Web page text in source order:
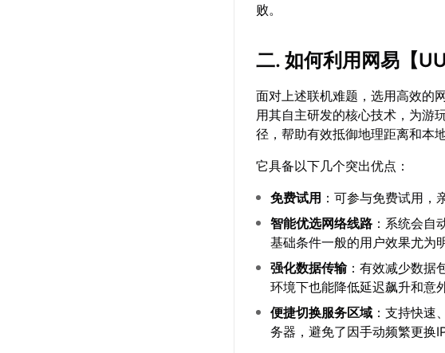
败。
二. 如何利用网易【
面对上述联机难题，选用高效的
用其自主研发的核心技术，为游
径，帮助有效抵御地理距离和本
它具备以下几个突出优点：
免费试用 ：可参与免费试用，
智能优选网络线路 ：系统会自
基础条件一般的用户效果尤为
强化数据传输：有效减少数据
环境下也能降低延迟飙升和意
便捷切换服务区域 ：支持快速
务器，避免了因手动频繁更换